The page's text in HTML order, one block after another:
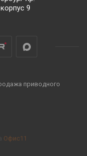
9
приводного
Офис11